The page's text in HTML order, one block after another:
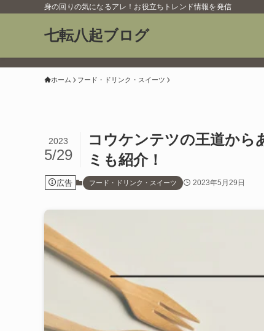
身の回りの気になるアレ！お役立ちトレンド情報を発信
七転八起ブログ
ホーム フード・ドリンク・スイーツ
コウケンテツの王道から
ミも紹介！
2023
5/29
広告 フード・ドリンク・スイーツ 2023年5月29日